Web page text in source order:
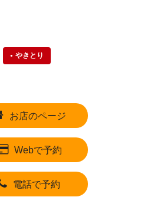
やきとり
お店のページ
Webで予約
電話で予約